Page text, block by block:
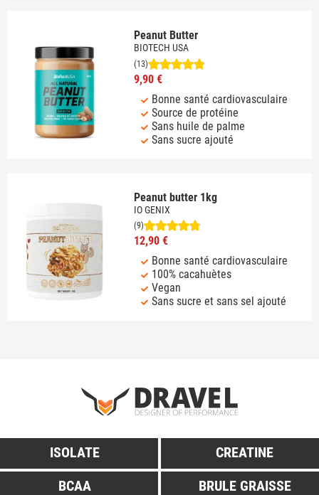
Peanut Butter
BIOTECH USA
(13)
9,90 €
Bonne santé cardiovasculaire
Source de protéine
Sans huile de palme
Sans sucre ajouté
Peanut butter 1kg
IO GENIX
(9)
12,90 €
Bonne santé cardiovasculaire
100% cacahuètes
Vegan
Sans sucre et sans sel ajouté
ISOLATE
CREATINE
BCAA
BRULE GRAISSE